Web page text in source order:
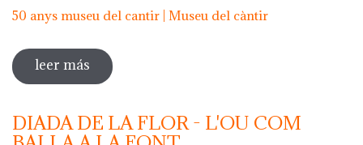
50 anys museu del cantir | Museu del càntir
leer más sobre 75 "festa del càntir"
DIADA DE LA FLOR - L'OU COM